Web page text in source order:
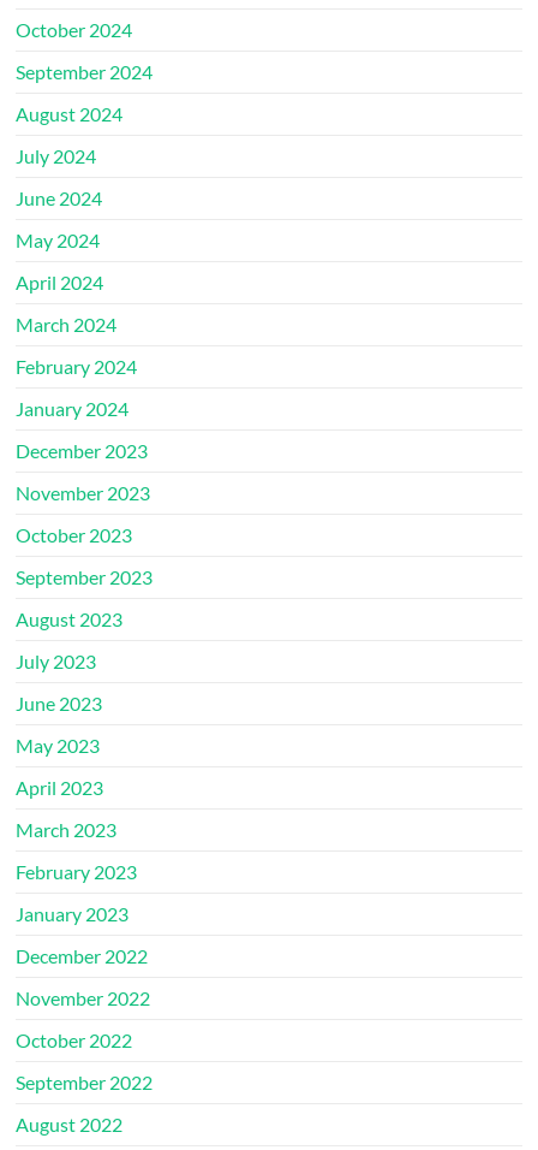
October 2024
September 2024
August 2024
July 2024
June 2024
May 2024
April 2024
March 2024
February 2024
January 2024
December 2023
November 2023
October 2023
September 2023
August 2023
July 2023
June 2023
May 2023
April 2023
March 2023
February 2023
January 2023
December 2022
November 2022
October 2022
September 2022
August 2022